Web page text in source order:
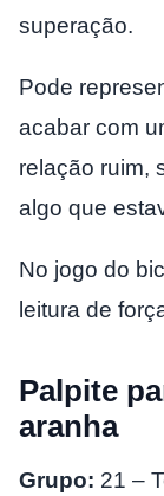
superação.
Pode
acabar com
relação ruim,
algo que
No jogo do
leitura de
Palpite
aranha
Grupo: 21 –